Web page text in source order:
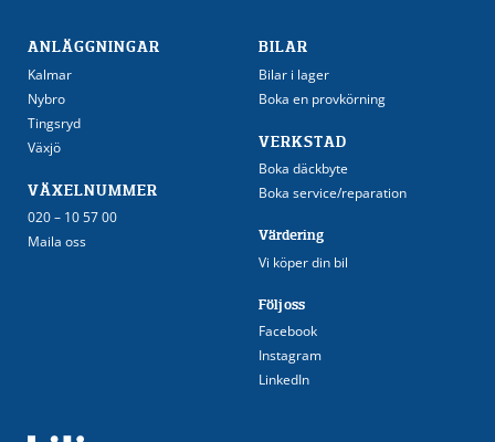
ANLÄGGNINGAR
Kalmar
Nybro
Tingsryd
Växjö
VÄXELNUMMER
020 – 10 57 00
Maila oss
BILAR
Bilar i lager
Boka en provkörning
VERKSTAD
Boka däckbyte
Boka service/reparation
Värdering
Vi köper din bil
Följ oss
Facebook
Instagram
LinkedIn